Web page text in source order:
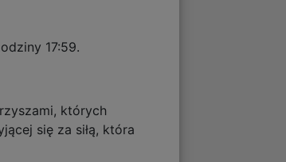
17:59.
których
się za siłą, która